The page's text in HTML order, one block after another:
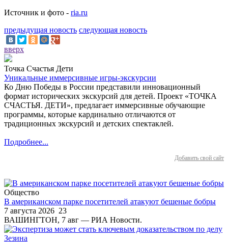
Источник и фото - ria.ru
предыдущая новость следующая новость
вверх
Точка Счастья Дети
Уникальные иммерсивные игры-экскурсии
Ко Дню Победы в России представили инновационный
формат исторических экскурсий для детей. Проект «ТОЧКА
СЧАСТЬЯ. ДЕТИ», предлагает иммерсивные обучающие
программы, которые кардинально отличаются от
традиционных экскурсий и детских спектаклей.
Подробнее...
Добавить свой сайт
Общество
В американском парке посетителей атакуют бешеные бобры
7 августа 2026 23
ВАШИНГТОН, 7 авг — РИА Новости.